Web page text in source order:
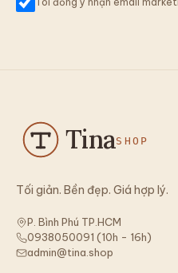
TinaSHOP
Tối giản. Bền đẹp. Giá hợp lý.
P. Bình Phú TP.HCM
0938050091 (10h - 16h)
admin@tina.shop